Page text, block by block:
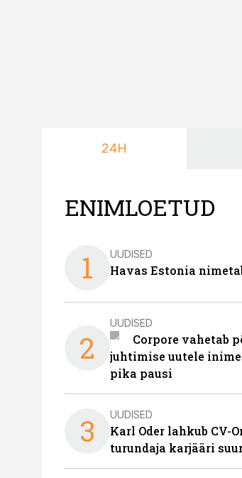
24H
ENIMLOETUD
1 UUDISED
Havas Estonia
2
UUDISED
Corpore vahetab
juhtimise uutele
pika pausi
3 UUDISED
Karl Oder lahkub CV-
turundaja karjääri